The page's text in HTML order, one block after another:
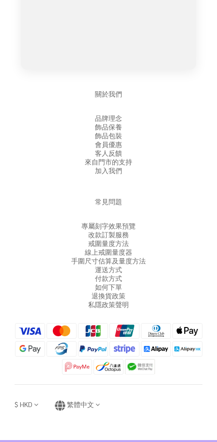
關於我們
品牌理念
飾品保養
飾品包裝
會員優惠
客人反饋
來自門市的支持
加入我們
常見問題
專屬刻字效果預覽
改款訂製服務
戒圍量度方法
線上戒圍量度器
手圍尺寸估算及量度方法
運送方式
付款方式
如何下單
退換貨政策
私隱政策聲明
$ HKD 繁體中文